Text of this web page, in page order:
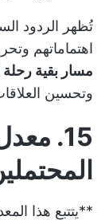
تُظهر الردود
اهتماماتهم
مسار بقية رحلة
وتحسين
15.
**يتتبع هذا